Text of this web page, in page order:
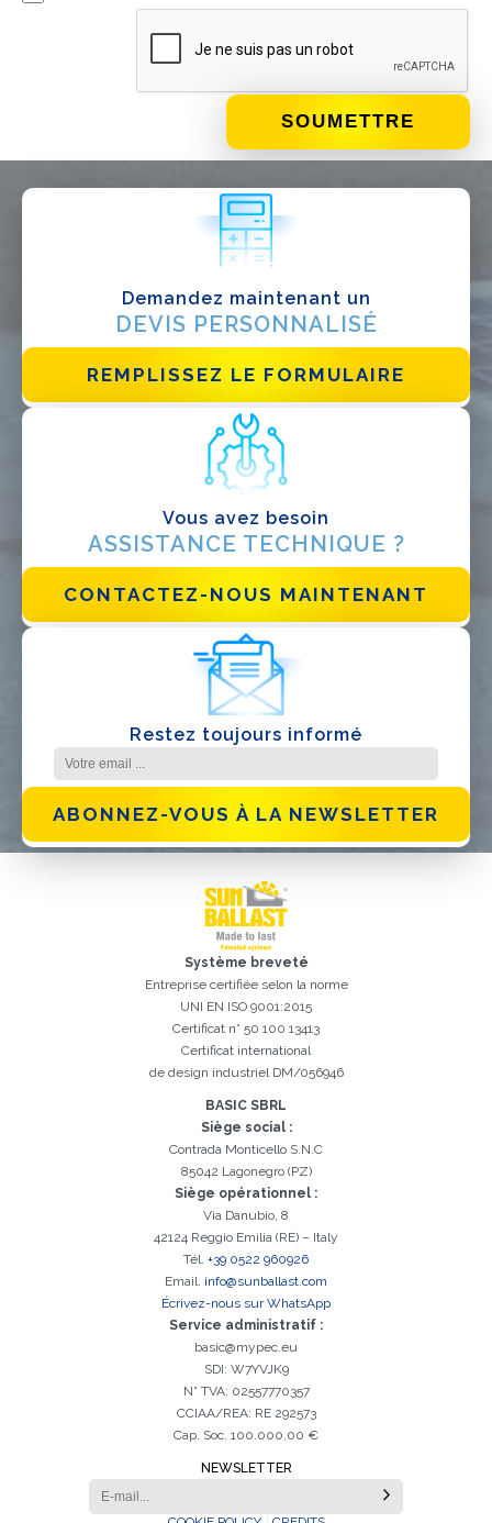
Demandez maintenant un
DEVIS PERSONNALISÉ
REMPLISSEZ LE FORMULAIRE
Vous avez besoin
ASSISTANCE TECHNIQUE ?
CONTACTEZ-NOUS MAINTENANT
Restez toujours informé
ABONNEZ-VOUS À LA NEWSLETTER
Designer
EPC
Autre
J'ai lu et j'accepte lapolitique de confidentialité*
Le champ Prénom est obligatoire
Le champ Nom est obligatoire
Le champ Agence est obligatoire
Le champ Ville est obligatoire
Le champ Téléphone est obligatoire
Le champ E-mail est obligatoire
E-mail saisi invalide
Il est essentiel d'accepter la politique de confidentialité
Inscription réussi. Vérifiez votre boîte e-mail pour procéder à
Désolé, vous avez rencontré l'erreur suivante:
Système breveté
Entreprise certifiée selon la norme
UNI EN ISO 9001:2015
Certificat n° 50 100 13413
Certificat international
de design industriel DM/056946
BASIC SBRL
Siège social :
Contrada Monticello S.N.C
85042 Lagonegro (PZ)
Siège opérationnel :
Via Danubio, 8
42124 Reggio Emilia (RE) – Italy
Tél. +39 0522 960926
Email. info@sunballast.com
Écrivez-nous sur WhatsApp
Service administratif :
basic@mypec.eu
SDI: W7YVJK9
N° TVA: 02557770357
CCIAA/REA: RE 292573
Cap. Soc. 100.000,00 €
NEWSLETTER